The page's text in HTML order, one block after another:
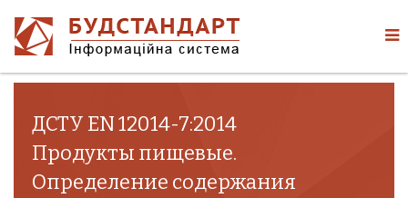
ДСТУ EN 12014-7:2014
Продукты пищевые.
Определение содержания